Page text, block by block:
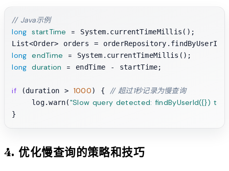
// Java示例
long startTime = System.currentTimeMillis();
long endTime =
long duration = endTime - startTime;
if (duration > 1000) { // 超过1秒记录为慢查询
    log.warn(
"Slow query detected: findByUserId({})
4. 优化慢查询的策略和技巧